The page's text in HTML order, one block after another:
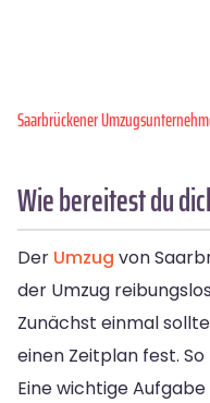
Saarbrückener
Wie bereitest du
Der Umzug von
der Umzug
Zunächst einmal
einen Zeitplan fest.
Eine wichtige